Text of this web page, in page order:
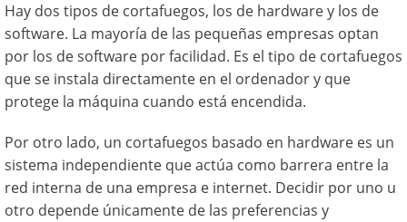
Hay dos tipos de cortafuegos, los de hardware y los de
software. La mayoría de las pequeñas empresas optan
por los de software por facilidad. Es el tipo de cortafuegos
que se instala directamente en el ordenador y que
protege la máquina cuando está encendida.
Por otro lado, un cortafuegos basado en hardware es un
sistema independiente que actúa como barrera entre la
red interna de una empresa e internet. Decidir por uno u
otro depende únicamente de las preferencias y